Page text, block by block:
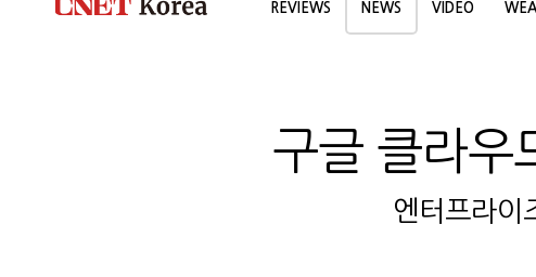
REVIEWS NEWS VIDEO
구글 클라우
엔터프라이